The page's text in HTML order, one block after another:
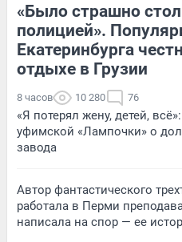
«Было страшно
полицией».
Екатеринбурга
отдыхе в Грузии
8 часов 10 280 76
«Я потерял жену, детей,
уфимской «Лампочки» о
завода
Автор фантастического
работала в Перми
написала на спор — ее